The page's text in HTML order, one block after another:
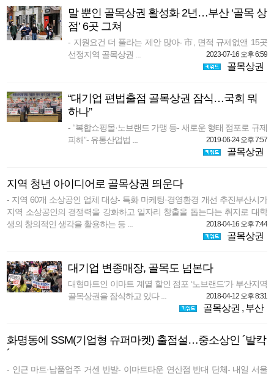
말 뿐인 골목상권 활성화 2년…부산 ‘골목 상
점’ 6곳 그쳐
- 지원요건 더 풀라는 제안 많아- 市, 면적 규제없앤 15곳
선정지역 골목상권 ...
2023-07-16 오후 6:59
골목상권
“대기업 편법출점 골목상권 잠식…국회 뭐
하나”
- “복합쇼핑몰·노브랜드 가맹 등- 새로운 형태 점포로 규제
피해”- 유통산업법 ...
2019-06-24 오후 7:57
골목상권
지역 청년 아이디어로 골목상권 띄운다
- 지역 60개 소상공인 업체 대상- 특화 마케팅·경영환경 개선 추진부산시가
지역 소상공인의 경쟁력을 강화하고 일자리 창출을 돕는다는 취지로 대학
생의 창의적인 생각을 활용하는 등 ...
2018-04-16 오후 7:44
골목상권
대기업 변종매장, 골목도 넘본다
대형마트인 이마트 계열 할인 점포 ‘노브랜드’가 부산지역
골목상권을 잠식하고 있다 ...
2018-04-12 오후 8:31
골목상권 , 부산
화명동에 SSM(기업형 슈퍼마켓) 출점설…중소상인 ´발칵
´
- 인근 마트·납품업주 거센 반발- 이마트타운 연산점 반대 단체- 내일 서울